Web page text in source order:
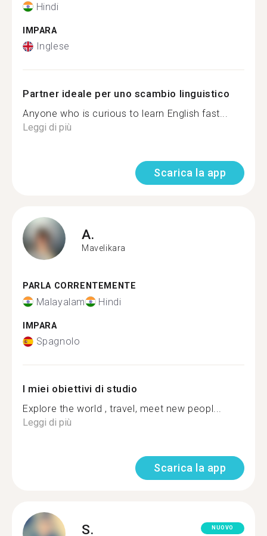
Hindi
IMPARA
Inglese
Partner ideale per uno scambio linguistico
Anyone who is curious to learn English fast...
Leggi di più
Scarica la app
A.
Mavelikara
PARLA CORRENTEMENTE
Malayalam Hindi
IMPARA
Spagnolo
I miei obiettivi di studio
Explore the world , travel, meet new peopl...
Leggi di più
Scarica la app
S. NUOVO